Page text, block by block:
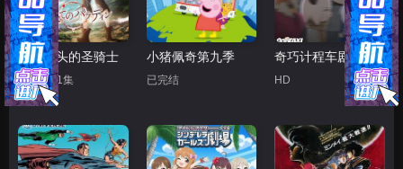
世界尽头的圣骑士
更新至11集
小猪佩奇第九季
已完结
奇巧计程车剧场版
HD